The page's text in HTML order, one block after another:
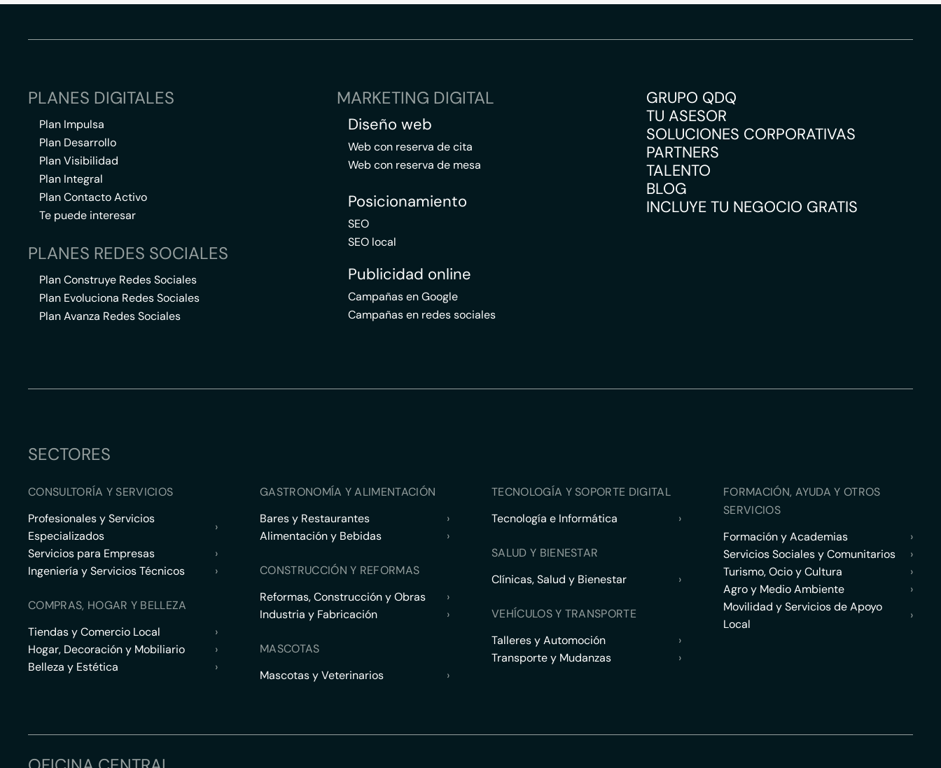
PLANES DIGITALES
Plan Impulsa
Plan Desarrollo
Plan Visibilidad
Plan Integral
Plan Contacto Activo
Te puede interesar
PLANES REDES SOCIALES
Plan Construye Redes Sociales
Plan Evoluciona Redes Sociales
Plan Avanza Redes Sociales
MARKETING DIGITAL
Diseño web
Web con reserva de cita
Web con reserva de mesa
Posicionamiento
SEO
SEO local
Publicidad online
Campañas en Google
Campañas en redes sociales
GRUPO QDQ
TU ASESOR
SOLUCIONES CORPORATIVAS
PARTNERS
TALENTO
BLOG
INCLUYE TU NEGOCIO GRATIS
SECTORES
CONSULTORÍA Y SERVICIOS
Profesionales y Servicios
Especializados
›
Servicios para Empresas
›
Ingeniería y Servicios Técnicos
›
COMPRAS, HOGAR Y BELLEZA
Tiendas y Comercio Local
›
Hogar, Decoración y Mobiliario
›
Belleza y Estética
›
GASTRONOMÍA Y ALIMENTACIÓN
Bares y Restaurantes
›
Alimentación y Bebidas
›
CONSTRUCCIÓN Y REFORMAS
Reformas, Construcción y Obras
›
Industria y Fabricación
›
MASCOTAS
Mascotas y Veterinarios
›
TECNOLOGÍA Y SOPORTE DIGITAL
Tecnología e Informática
›
SALUD Y BIENESTAR
Clínicas, Salud y Bienestar
›
VEHÍCULOS Y TRANSPORTE
Talleres y Automoción
›
Transporte y Mudanzas
›
FORMACIÓN, AYUDA Y OTROS
SERVICIOS
Formación y Academias
›
Servicios Sociales y Comunitarios
›
Turismo, Ocio y Cultura
›
Agro y Medio Ambiente
›
Movilidad y Servicios de Apoyo
Local
›